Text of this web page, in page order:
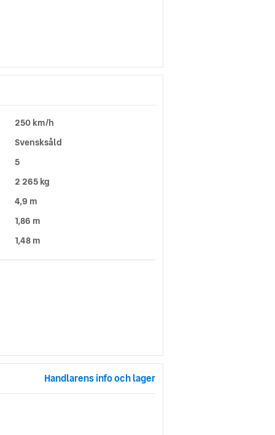
250 km/h
Svensksåld
5
2 265 kg
4,9 m
1,86 m
1,48 m
Handlarens info och lager